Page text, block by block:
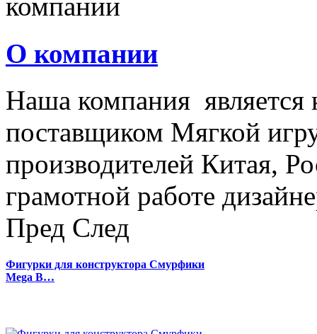
О компании
Наша компания
поставщиком Мягкой
производителей Китая,
грамотной работе
Пред След
Фигурки для конструктора Смурфики
Mega B…